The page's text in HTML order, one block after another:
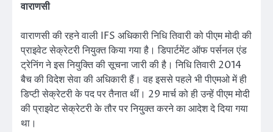
वाराणसी
वाराणसी की रहने वाली IFS अधिकारी निधि तिवारी को पीएम मोदी की
प्राइवेट सेक्रेटरी नियुक्त किया गया है। डिपार्टमेंट ऑफ पर्सनल एंड
ट्रेनिंग ने इस नियुक्ति की सूचना जारी की है। निधि तिवारी 2014
बैच की विदेश सेवा की अधिकारी हैं। वह इससे पहले भी पीएमओ में ही
डिप्टी सेक्रेटरी के पद पर तैनात थीं। 29 मार्च को ही उन्हें पीएम मोदी
की प्राइवेट सेक्रेटरी के तौर पर नियु्क्त करने का आदेश दे दिया गया
था।